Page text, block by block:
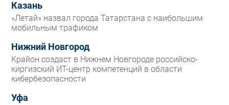
Казань
«Летай» назвал города Татарстана с наибольшим
мобильным трафиком
Нижний Новгород
Крайон создаст в Нижнем Новгороде российско-
киргизский ИТ-центр компетенций в области
кибербезопасности
Уфа